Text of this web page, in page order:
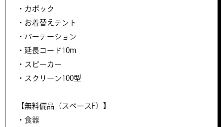
・カポック
・お着替えテント
・パーテーション
・延長コード10m
・スピーカー
・スクリーン100型
【無料備品（スペースF）】
・食器